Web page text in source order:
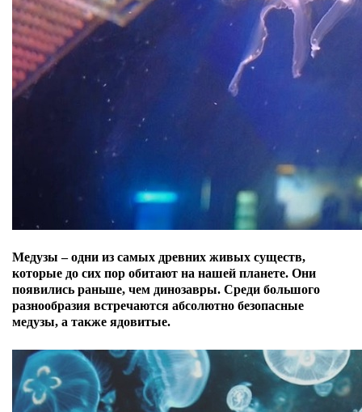
Медузы – одни из самых древних живых существ,
которые до сих пор обитают на нашей планете. Они
появились раньше, чем динозавры. Среди большого
разнообразия встречаются абсолютно безопасные
медузы, а также ядовитые.